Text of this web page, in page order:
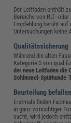
Der Leitfaden enthält
Bereichs von RLT-
Empfehlung beruht auf
Untersuchungen keine
Qualitätssicherung
Während die alten
Kategorie 3 von
der neue Leitfaden die
Schimmel-Spürhunde-
Beurteilung
Erstmals finden
in ganz vorsichtiger
sucht, wird jedoch